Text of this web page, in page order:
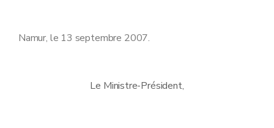
Namur, le 13 septembre 2007.
Le Ministre-Président,